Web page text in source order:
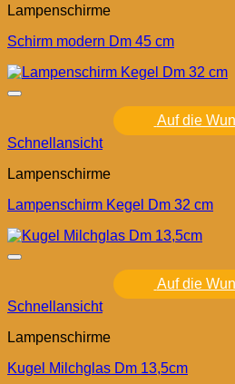
Lampenschirme
Schirm modern Dm 45 cm
Auf die
Schnellansicht
Lampenschirme
Lampenschirm Kegel Dm 32 cm
Auf die
Schnellansicht
Lampenschirme
Kugel Milchglas Dm 13,5cm